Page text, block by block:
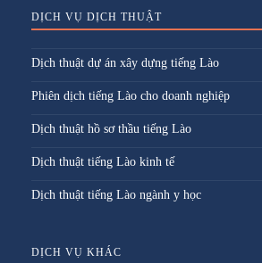
DỊCH VỤ DỊCH THUẬT
Dịch thuật dự án xây dựng tiếng Lào
Phiên dịch tiếng Lào cho doanh nghiệp
Dịch thuật hồ sơ thầu tiếng Lào
Dịch thuật tiếng Lào kinh tế
Dịch thuật tiếng Lào ngành y học
DỊCH VỤ KHÁC